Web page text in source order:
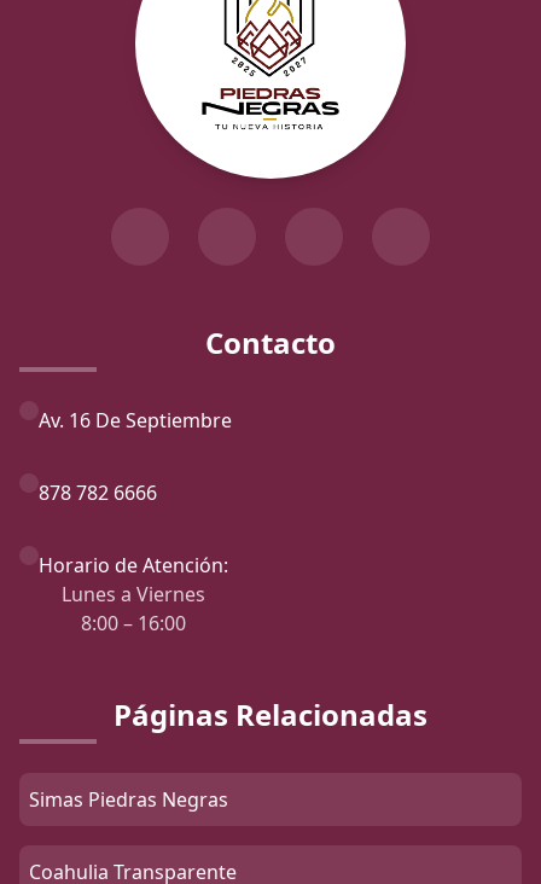
Contacto
Av. 16 De Septiembre
878 782 6666
Horario de Atención:
Lunes a Viernes
8:00 – 16:00
Páginas Relacionadas
Simas Piedras Negras
Coahulia Transparente